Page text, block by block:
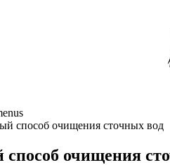
способ очищения сточных вод
способ очищения